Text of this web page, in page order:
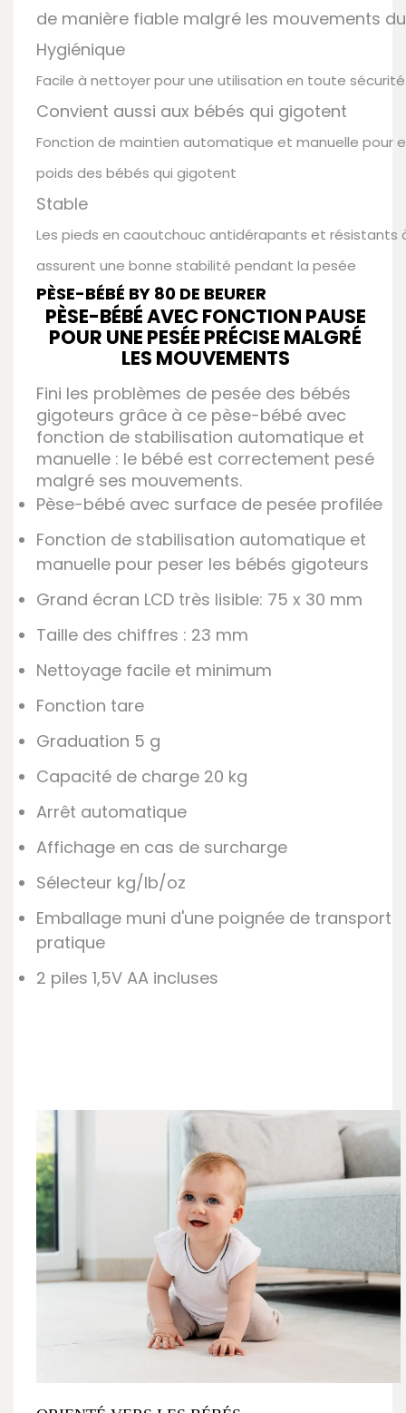
de manière fiable malgré les mouvements
Hygiénique
Facile à nettoyer pour une utilisation en toute sécurité
Convient aussi aux bébés qui gigotent
Fonction de maintien automatique et manuelle pour
poids des bébés qui gigotent
Stable
Les pieds en caoutchouc antidérapants et résistants
assurent une bonne stabilité pendant la pesée
PÈSE-BÉBÉ BY 80 DE BEURER
PÈSE-BÉBÉ AVEC FONCTION PAUSE
POUR UNE PESÉE PRÉCISE MALGRÉ
LES MOUVEMENTS
Fini les problèmes de pesée des bébés
gigoteurs grâce à ce pèse-bébé avec
fonction de stabilisation automatique et
manuelle : le bébé est correctement pesé
malgré ses mouvements.
Pèse-bébé avec surface de pesée profilée
Fonction de stabilisation automatique et
manuelle pour peser les bébés gigoteurs
Grand écran LCD très lisible: 75 x 30 mm
Taille des chiffres : 23 mm
Nettoyage facile et minimum
Fonction tare
Graduation 5 g
Capacité de charge 20 kg
Arrêt automatique
Affichage en cas de surcharge
Sélecteur kg/lb/oz
Emballage muni d'une poignée de transport
pratique
2 piles 1,5V AA incluses